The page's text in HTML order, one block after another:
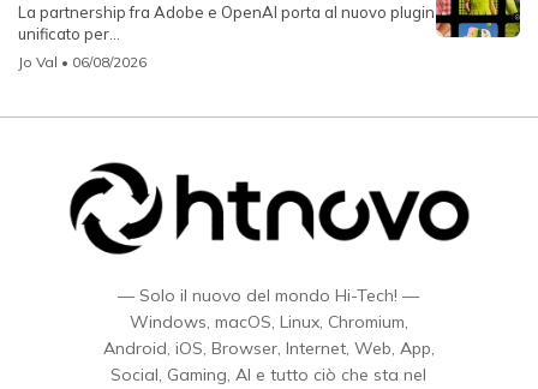
La partnership fra Adobe e OpenAI porta al nuovo plugin
unificato per...
Jo Val • 06/08/2026
— Solo il nuovo del mondo Hi-Tech! —
Windows, macOS, Linux, Chromium,
Android, iOS, Browser, Internet, Web, App,
Social, Gaming, AI e tutto ciò che sta nel